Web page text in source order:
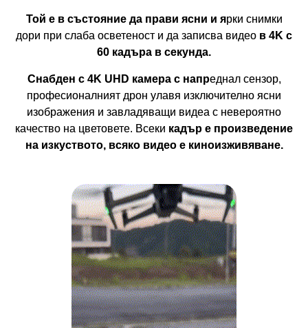
Той е в състояние да прави ясни и ярки снимки
дори при слаба осветеност и да записва видео в 4K с
60 кадъра в секунда.
Снабден с 4K UHD камера с напреднал сензор,
професионалният дрон улавя изключително ясни
изображения и завладяващи видеа с невероятно
качество на цветовете. Всеки кадър е произведение
на изкуството, всяко видео е киноизживяване.